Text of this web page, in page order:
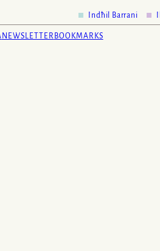
Indħil Barrani
NEWSLETTER BOOKMARKS